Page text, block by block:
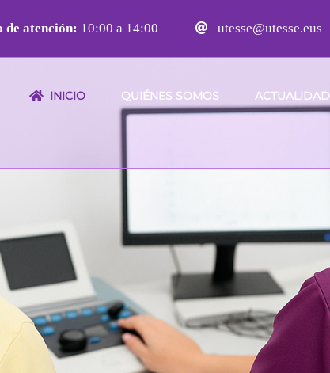
atención: 10:00 a 14:00 utesse@utesse.eus
INICIO QUIÉNES SOMOS ACTUALIDAD